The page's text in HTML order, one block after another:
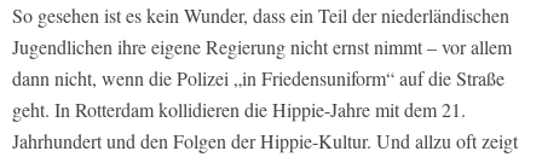
So gesehen ist es kein Wunder, dass ein Teil der niederländischen
Jugendlichen ihre eigene Regierung nicht ernst nimmt – vor allem
dann nicht, wenn die Polizei „in Friedensuniform“ auf die Straße
geht. In Rotterdam kollidieren die Hippie-Jahre mit dem 21.
Jahrhundert und den Folgen der Hippie-Kultur. Und allzu oft zeigt